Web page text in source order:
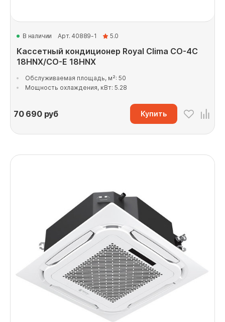
В наличии Арт. 40889-1 5.0
Кассетный кондиционер Royal Clima CO-4C
18HNX/CO-E 18HNX
Обслуживаемая площадь, м²: 50
Мощность охлаждения, кВт: 5.28
70 690руб Купить